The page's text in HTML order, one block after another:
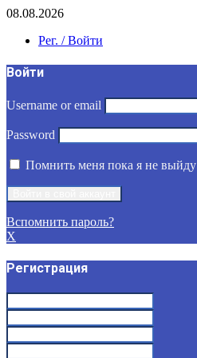
08.08.2026
Рег. / Войти
Войти
Username or email
Password
Помнить меня пока я не выйду
Вспомнить пароль?
X
Регистрация